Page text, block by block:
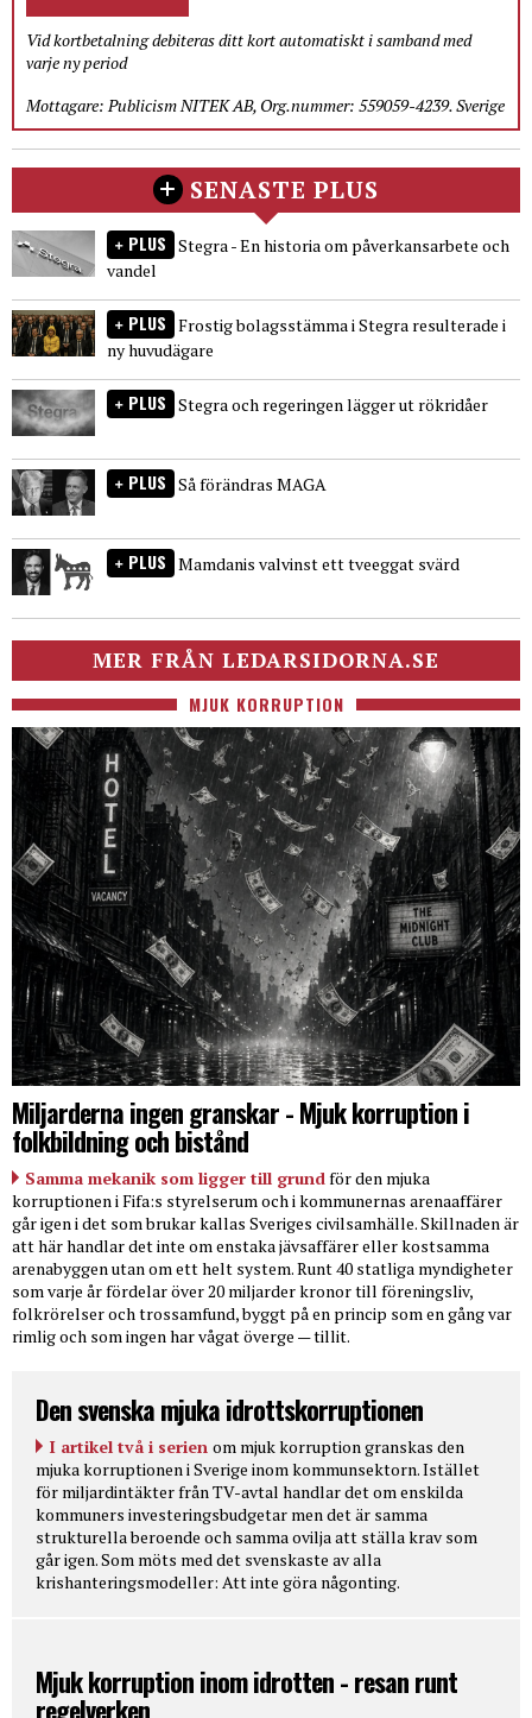
Vid kortbetalning debiteras ditt kort automatiskt i samband med
varje ny period
Mottagare: Publicism NITEK AB, Org.nummer: 559059-4239. Sverige
SENASTE PLUS
PLUS Stegra - En historia om påverkansarbete och
vandel
PLUS Frostig bolagsstämma i Stegra resulterade i
ny huvudägare
PLUS Stegra och regeringen lägger ut rökridåer
PLUS Så förändras MAGA
PLUS Mamdanis valvinst ett tveeggat svärd
MER FRÅN LEDARSIDORNA.SE
MJUK KORRUPTION
Miljarderna ingen granskar - Mjuk korruption i
folkbildning och bistånd
Samma mekanik som ligger till grund för den mjuka
korruptionen i Fifa:s styrelserum och i kommunernas arenaaffärer
går igen i det som brukar kallas Sveriges civilsamhälle. Skillnaden är
att här handlar det inte om enstaka jävsaffärer eller kostsamma
arenabyggen utan om ett helt system. Runt 40 statliga myndigheter
som varje år fördelar över 20 miljarder kronor till föreningsliv,
folkrörelser och trossamfund, byggt på en princip som en gång var
rimlig och som ingen har vågat överge — tillit.
Den svenska mjuka idrottskorruptionen
I artikel två i serien om mjuk korruption granskas den
mjuka korruptionen i Sverige inom kommunsektorn. Istället
för miljardintäkter från TV-avtal handlar det om enskilda
kommuners investeringsbudgetar men det är samma
strukturella beroende och samma ovilja att ställa krav som
går igen. Som möts med det svenskaste av alla
krishanteringsmodeller: Att inte göra någonting.
Mjuk korruption inom idrotten - resan runt
regelverken